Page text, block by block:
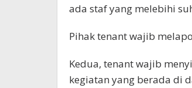
ada staf yang melebihi
Pihak tenant wajib
Kedua, tenant wajib
kegiatan yang berada di